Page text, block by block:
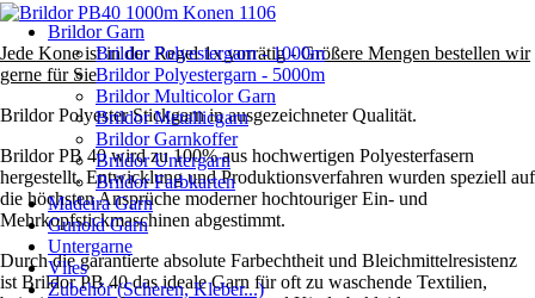
Jede Kone ist in der Regel 1x vorrätig - Größere Mengen bestellen wir
gerne für Sie
Brildor Polyester Stickgarn in ausgezeichneter Qualität.
Brildor PB 40 wird zu 100% aus hochwertigen Polyesterfasern
hergestellt. Entwicklung und Produktionsverfahren wurden speziell auf
die höchsten Ansprüche moderner hochtouriger Ein- und
Mehrkopfstickmaschinen abgestimmt.
Durch die garantierte absolute Farbechtheit und Bleichmittelresistenz
ist Brildor PB 40 das ideale Garn für oft zu waschende Textilien,
Navigation
überspringenBrildor Garn
Brildor Polyestergarn - 1000m
Brildor Polyestergarn - 5000m
Brildor Multicolor Garn
Brildor Metallicgarn
Brildor Garnkoffer
Brildor Untergarn
Brildor Farbkarten
Madeira Garn
Gunold Garn
Untergarne
Vlies
Zubehör (Scheren, Kleber...)